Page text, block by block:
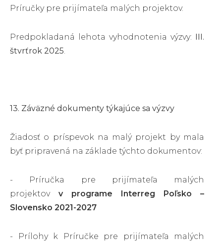
Príručky pre prijímateľa malých projektov.
Predpokladaná lehota vyhodnotenia výzvy: III.
štvrťrok 2025.
13. Záväzné dokumenty týkajúce sa výzvy
Žiadosť o príspevok na malý projekt by mala
byť pripravená na základe týchto dokumentov:
- Príručka pre prijímateľa malých
projektov v programe Interreg Poľsko –
Slovensko 2021-2027
- Prílohy k Príručke pre prijímateľa malých